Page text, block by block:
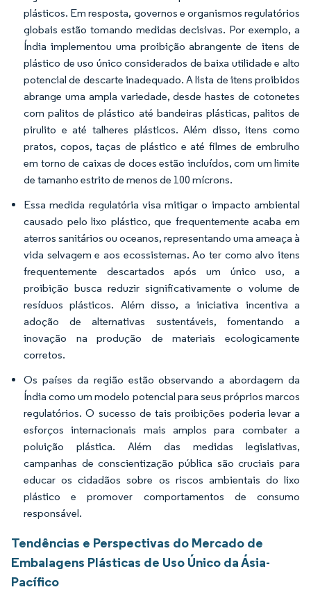
plásticos. Em resposta, governos e organismos regulatórios
globais estão tomando medidas decisivas. Por exemplo, a
Índia implementou uma proibição abrangente de itens de
plástico de uso único considerados de baixa utilidade e alto
potencial de descarte inadequado. A lista de itens proibidos
abrange uma ampla variedade, desde hastes de cotonetes
com palitos de plástico até bandeiras plásticas, palitos de
pirulito e até talheres plásticos. Além disso, itens como
pratos, copos, taças de plástico e até filmes de embrulho
em torno de caixas de doces estão incluídos, com um limite
de tamanho estrito de menos de 100 mícrons.
Essa medida regulatória visa mitigar o impacto ambiental
causado pelo lixo plástico, que frequentemente acaba em
aterros sanitários ou oceanos, representando uma ameaça à
vida selvagem e aos ecossistemas. Ao ter como alvo itens
frequentemente descartados após um único uso, a
proibição busca reduzir significativamente o volume de
resíduos plásticos. Além disso, a iniciativa incentiva a
adoção de alternativas sustentáveis, fomentando a
inovação na produção de materiais ecologicamente
corretos.
Os países da região estão observando a abordagem da
Índia como um modelo potencial para seus próprios marcos
regulatórios. O sucesso de tais proibições poderia levar a
esforços internacionais mais amplos para combater a
poluição plástica. Além das medidas legislativas,
campanhas de conscientização pública são cruciais para
educar os cidadãos sobre os riscos ambientais do lixo
plástico e promover comportamentos de consumo
responsável.
Tendências e Perspectivas do Mercado de
Embalagens Plásticas de Uso Único da Ásia-
Pacífico